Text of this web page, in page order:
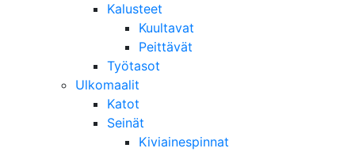
Kalusteet
Kuultavat
Peittävät
Työtasot
Ulkomaalit
Katot
Seinät
Kiviainespinnat